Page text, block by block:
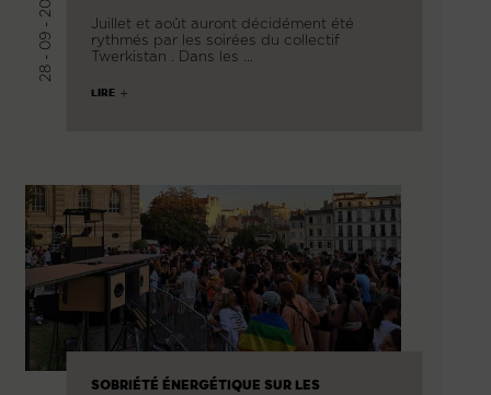
28 - 09 - 2022
Juillet et août auront décidément été
rythmés par les soirées du collectif
Twerkistan . Dans les …
LIRE
SOBRIÉTÉ ÉNERGÉTIQUE SUR LES